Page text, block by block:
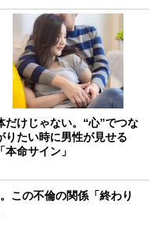
だけじゃない。“心”でつな
りたい時に男性が見せる
「本命サイン」
この不倫の関係「終わり